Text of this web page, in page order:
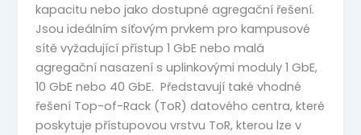
kapacitu nebo jako dostupné agregační řešení.
Jsou ideálním síťovým prvkem pro kampusové
sítě vyžadující přístup 1 GbE nebo malá
agregační nasazení s uplinkovými moduly 1 GbE,
10 GbE nebo 40 GbE. Představují také vhodné
řešení Top-of-Rack (ToR) datového centra, které
poskytuje přístupovou vrstvu ToR, kterou lze v